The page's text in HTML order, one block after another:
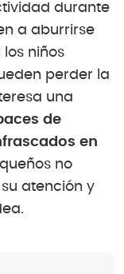
durante
a aburrirse
niños
perder la
una
de
en
no
atención y